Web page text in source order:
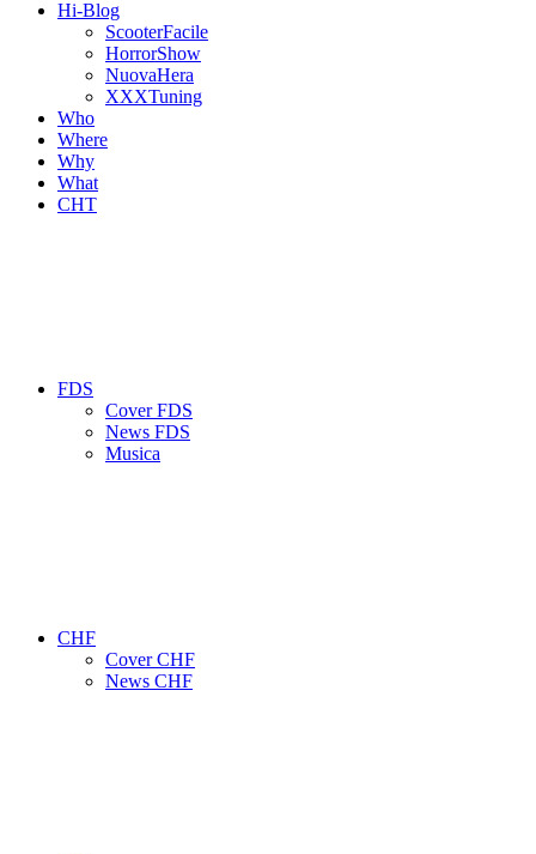
Hi-Blog
ScooterFacile
HorrorShow
NuovaHera
XXXTuning
Who
Where
Why
What
CHT
FDS
Cover FDS
News FDS
Musica
CHF
Cover CHF
News CHF